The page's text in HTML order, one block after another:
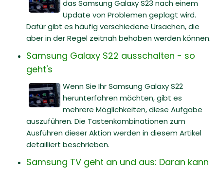
das Samsung Galaxy S23 nach einem
Update von Problemen geplagt wird.
Dafür gibt es häufig verschiedene Ursachen, die
aber in der Regel zeitnah behoben werden können.
Samsung Galaxy S22 ausschalten - so
geht's
Wenn Sie Ihr Samsung Galaxy S22
herunterfahren möchten, gibt es
mehrere Möglichkeiten, diese Aufgabe
auszuführen. Die Tastenkombinationen zum
Ausführen dieser Aktion werden in diesem Artikel
detailliert beschrieben.
Samsung TV geht an und aus: Daran kann